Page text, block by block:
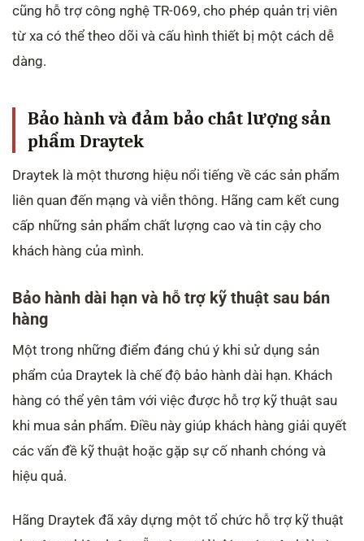
cũng hỗ trợ công nghệ TR-069, cho phép quản trị viên
từ xa có thể theo dõi và cấu hình thiết bị một cách dễ
dàng.
Bảo hành và đảm bảo chất lượng sản
phẩm Draytek
Draytek là một thương hiệu nổi tiếng về các sản phẩm
liên quan đến mạng và viễn thông. Hãng cam kết cung
cấp những sản phẩm chất lượng cao và tin cậy cho
khách hàng của mình.
Bảo hành dài hạn và hỗ trợ kỹ thuật sau bán
hàng
Một trong những điểm đáng chú ý khi sử dụng sản
phẩm của Draytek là chế độ bảo hành dài hạn. Khách
hàng có thể yên tâm với việc được hỗ trợ kỹ thuật sau
khi mua sản phẩm. Điều này giúp khách hàng giải quyết
các vấn đề kỹ thuật hoặc gặp sự cố nhanh chóng và
hiệu quả.
Hãng Draytek đã xây dựng một tổ chức hỗ trợ kỹ thuật